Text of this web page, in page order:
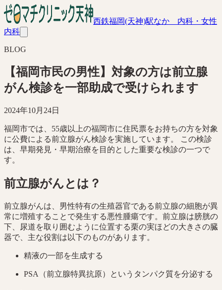
西鉄福岡(天神)駅なか 内科・女性
内科
BLOG
【福岡市民の男性】対象の方は前立腺
がん検診を一部助成で受けられます
2024年10月24日
福岡市では、55歳以上の福岡市に住民票をお持ちの方を対象
に公費による前立腺がん検診を実施しています。 この検診
は、早期発見・早期治療を目的とした重要な検診の一つで
す。
前立腺がんとは？
前立腺がんは、男性特有の生殖器官である前立腺の細胞が異
常に増殖することで発生する悪性腫瘍です。前立腺は膀胱の
下、尿道を取り囲むように位置する栗の実ほどの大きさの臓
器で、主な役割は以下のものがあります。
精液の一部を生成する
PSA（前立腺特異抗原）というタンパク質を分泌する